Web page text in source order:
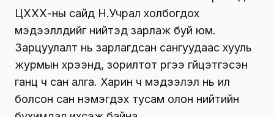
зэргийг нийтэлжээ.
Онцлох нь: Сан тойроод салам хэрэлдэж
байх зуурт юу болж өнгөрсөн бэ?!